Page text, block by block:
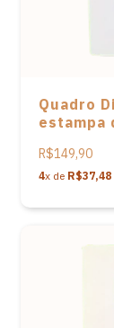
Quadro
estampa
R$149,90
4x de R$37,48